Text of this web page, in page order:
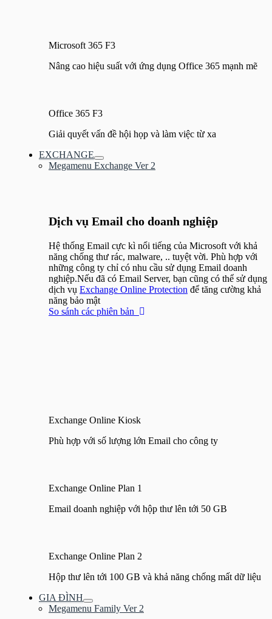
Microsoft 365 F3
Nâng cao hiệu suất với ứng dụng Office 365 mạnh mẽ
Office 365 F3
Giải quyết vấn đề hội họp và làm việc từ xa
EXCHANGE
Bật/tắt
Menu
Megamenu Exchange Ver 2
Dịch vụ Email cho doanh nghiệp
Hệ thống Email cực kì nổi tiếng của Microsoft với khả
năng chống thư rác, malware, .. tuyệt vời. Phù hợp với
những công ty chỉ có nhu cầu sử dụng Email doanh
nghiệp.Nếu đã có Email Server, bạn cũng có thể sử dụng
dịch vụ Exchange Online Protection để tăng cường khả
năng bảo mật
So sánh các phiên bản
Exchange Online Kiosk
Phù hợp với số lượng lớn Email cho công ty
Exchange Online Plan 1
Email doanh nghiệp với hộp thư lên tới 50 GB
Exchange Online Plan 2
Hộp thư lên tới 100 GB và khả năng chống mất dữ liệu
GIA ĐÌNH
Bật/tắt
Menu
Megamenu Family Ver 2